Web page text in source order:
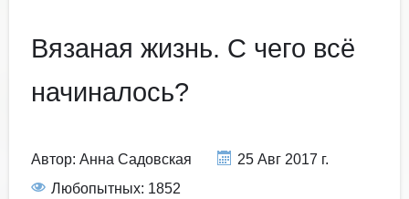
Вязаная жизнь. С чего всё
начиналось?
Автор: Анна Садовская
25 Авг 2017 г.
Любопытных: 1852